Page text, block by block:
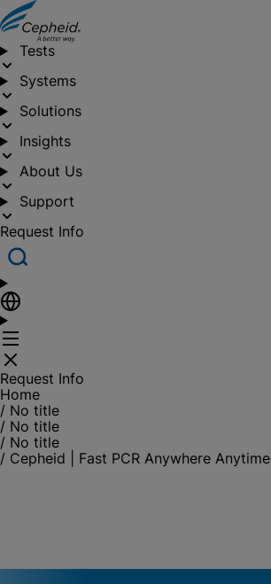
Tests
Systems
Solutions
Insights
About Us
Support
Request Info
Request Info
Home
/ No title
/ No title
/ No title
/ Cepheid | Fast PCR Anywhere Anytime